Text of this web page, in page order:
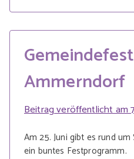
Ammerndorf
Beitrag veröffentlicht am
Am 25. Juni gibt es rund
ein buntes Festprogramm.